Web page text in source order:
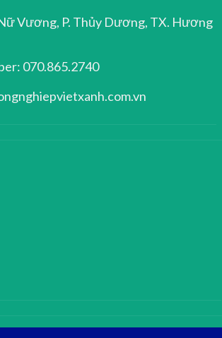
Vương, P. Thủy Dương, TX. Hương
070.865.2740